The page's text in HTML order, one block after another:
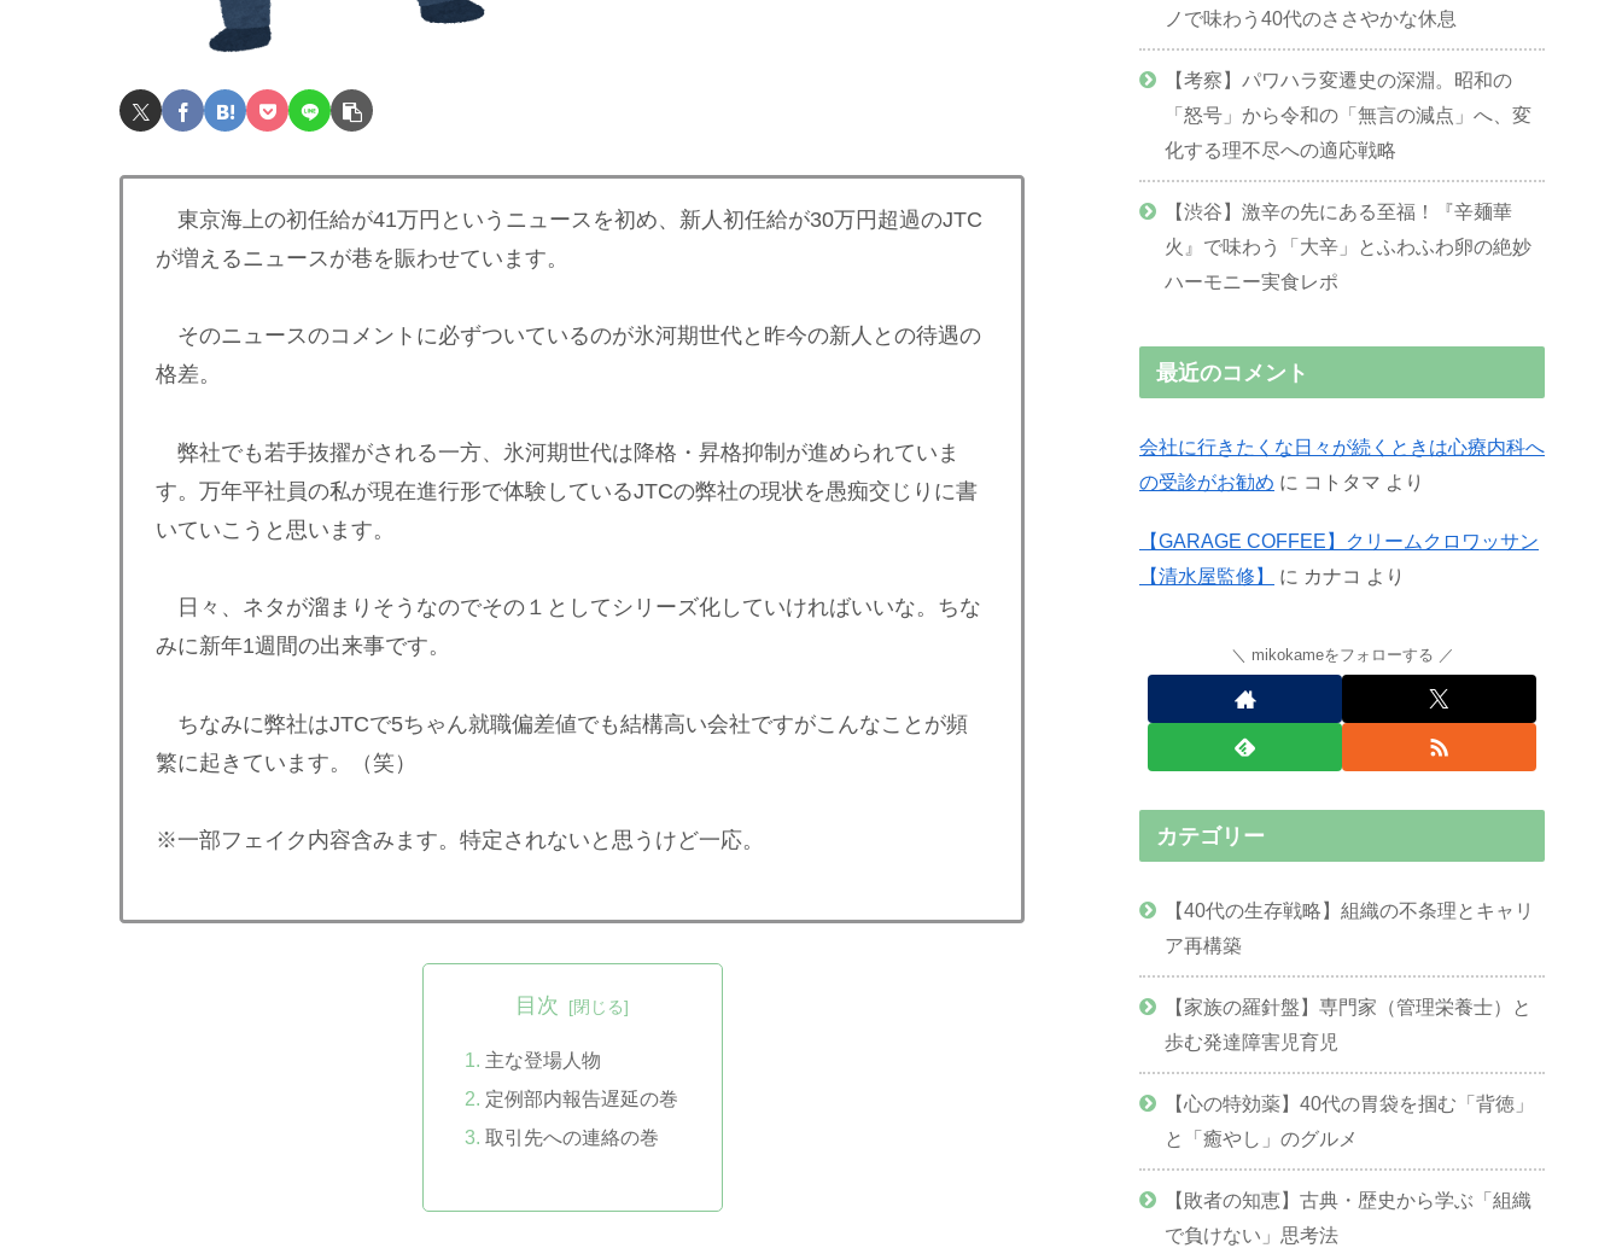
東京海上の初任給が41万円というニュースを初め、新人初任給が30万円超過のJTC
が増えるニュースが巷を賑わせています。
そのニュースのコメントに必ずついているのが氷河期世代と昨今の新人との待遇の
格差。
弊社でも若手抜擢がされる一方、氷河期世代は降格・昇格抑制が進められていま
す。万年平社員の私が現在進行形で体験しているJTCの弊社の現状を愚痴交じりに書
いていこうと思います。
日々、ネタが溜まりそうなのでその１としてシリーズ化していければいいな。ちな
みに新年1週間の出来事です。
ちなみに弊社はJTCで5ちゃん就職偏差値でも結構高い会社ですがこんなことが頻
繁に起きています。（笑）
※一部フェイク内容含みます。特定されないと思うけど一応。
目次
主な登場人物
定例部内報告遅延の巻
取引先への連絡の巻
ノで味わう40代のささやかな休息
【考察】パワハラ変遷史の深淵。昭和の
「怒号」から令和の「無言の減点」へ、変
化する理不尽への適応戦略
【渋谷】激辛の先にある至福！『辛麺華
火』で味わう「大辛」とふわふわ卵の絶妙
ハーモニー実食レポ
最近のコメント
会社に行きたくな日々が続くときは心療内科へ
の受診がお勧め に コトタマ より
【GARAGE COFFEE】クリームクロワッサン
【清水屋監修】
に カナコ より
mikokameをフォローする
カテゴリー
【40代の生存戦略】組織の不条理とキャリ
ア再構築
【家族の羅針盤】専門家（管理栄養士）と
歩む発達障害児育児
【心の特効薬】40代の胃袋を掴む「背徳」
と「癒やし」のグルメ
【敗者の知恵】古典・歴史から学ぶ「組織
で負けない」思考法